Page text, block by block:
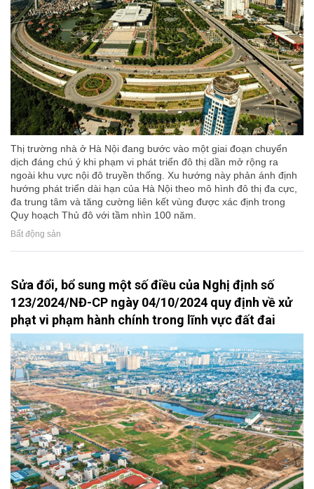
Thị trường nhà ở Hà Nội đang bước vào một giai đoạn chuyển
dịch đáng chú ý khi phạm vi phát triển đô thị dần mở rộng ra
ngoài khu vực nội đô truyền thống. Xu hướng này phản ánh định
hướng phát triển dài hạn của Hà Nội theo mô hình đô thị đa cực,
đa trung tâm và tăng cường liên kết vùng được xác định trong
Quy hoạch Thủ đô với tầm nhìn 100 năm.
Bất động sản
Sửa đổi, bổ sung một số điều của Nghị định số
123/2024/NĐ-CP ngày 04/10/2024 quy định về xử
phạt vi phạm hành chính trong lĩnh vực đất đai